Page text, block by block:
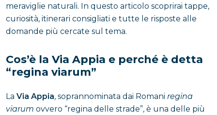
meraviglie naturali. In questo articolo scoprirai tappe,
curiosità, itinerari consigliati e tutte le risposte alle
domande più cercate sul tema.
Cos’è la Via Appia e perché è detta
“regina viarum”
La Via Appia, soprannominata dai Romani regina
viarum ovvero “regina delle strade”, è una delle più